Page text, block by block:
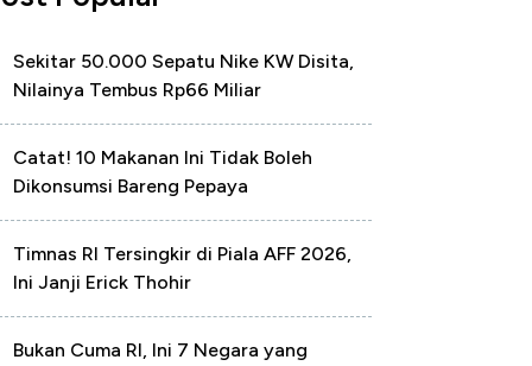
Sekitar 50.000 Sepatu Nike KW Disita,
Nilainya Tembus Rp66 Miliar
Catat! 10 Makanan Ini Tidak Boleh
Dikonsumsi Bareng Pepaya
Timnas RI Tersingkir di Piala AFF 2026,
Ini Janji Erick Thohir
Bukan Cuma RI, Ini 7 Negara yang